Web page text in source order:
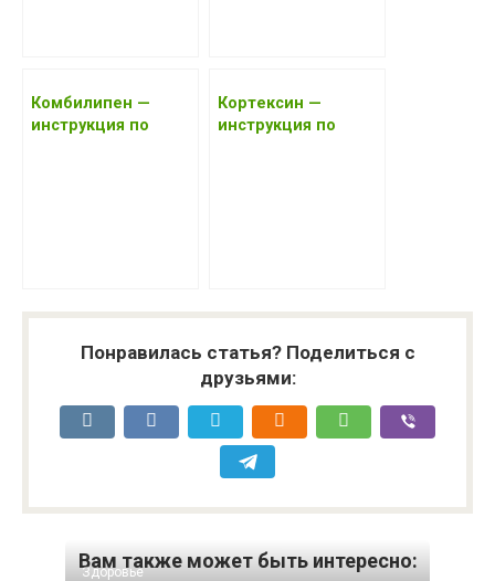
Комбилипен —
инструкция по
Кортексин —
инструкция по
Понравилась статья? Поделиться с
друзьями:
Вам также может быть интересно:
Здоровье